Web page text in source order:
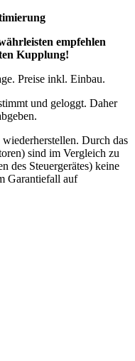
empfehlen
Kupplung!
Preise inkl. Einbau.
und geloggt. Daher
Durch das
sind im Vergleich zu
des Steuergerätes) keine
Garantiefall auf